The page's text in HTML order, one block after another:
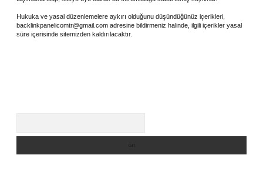
Hukuka ve yasal düzenlemelere aykırı olduğunu düşündüğünüz içerikleri,
backlinkpanelicomtr@gmail.com adresine bildirmeniz halinde, ilgili içerikler yasal
süre içerisinde sitemizden kaldırılacaktır.